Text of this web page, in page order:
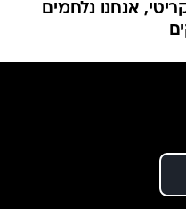
אנחנו נלחמים